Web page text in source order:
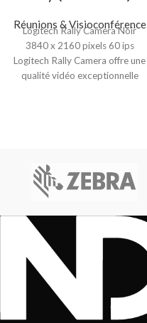
Réunions & Visioconférence
Logitech Rally Camera Noir
3840 x 2160 pixels 60 ips
Logitech Rally Camera offre une
qualité vidéo exceptionnelle